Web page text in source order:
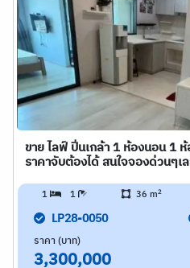
ขาย ไลฟ์ ปิ่นเกล้า 1 ห้องนอน 1
ราคาจับต้องได้ สนใจจองด่วนๆเ
1 1 36 m2
LP28-0050
ราคา (บาท)
3,300,000